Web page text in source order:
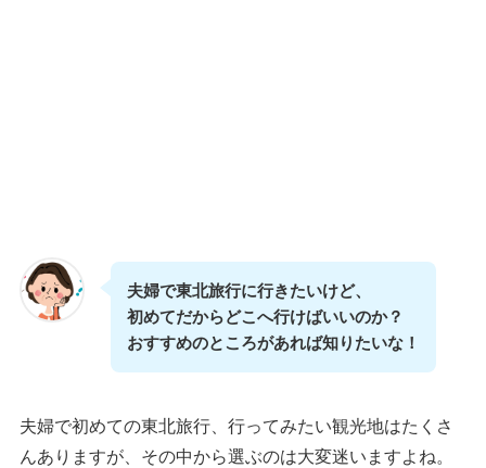
夫婦で東北旅行に行きたいけど、
初めてだからどこへ行けばいいのか？
おすすめのところがあれば知りたいな！
夫婦で初めての東北旅行、行ってみたい観光地はたくさ
んありますが、その中から選ぶのは大変迷いますよね。